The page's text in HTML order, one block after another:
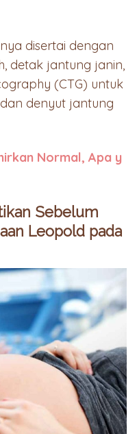
disertai dengan
detak jantung janin,
(CTG) untuk
denyut jantung
Normal, Apa y
Sebelum
Leopold pada